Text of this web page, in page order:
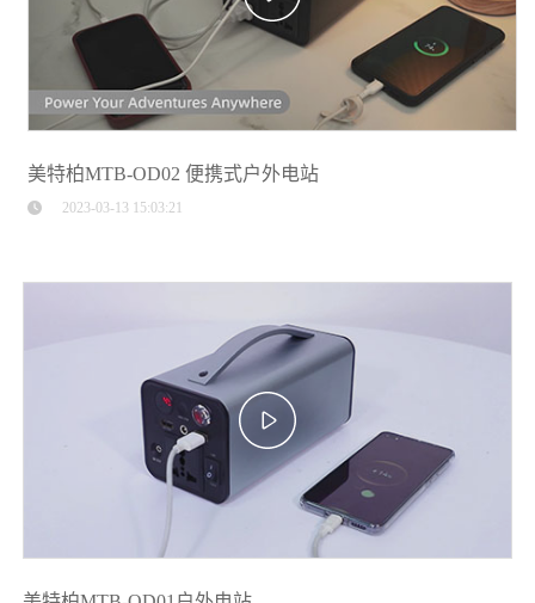
美特柏MTB-OD02 便携式户外电站
2023-03-13 15:03:21